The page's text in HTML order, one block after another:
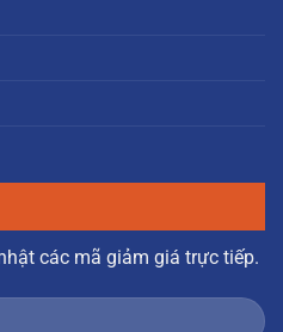
các mã giảm giá trực tiếp.